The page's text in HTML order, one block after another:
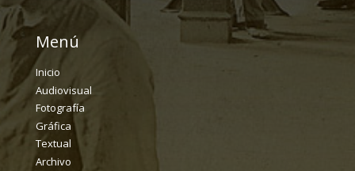
Menú
Inicio
Audiovisual
Fotografía
Gráfica
Textual
Archivo